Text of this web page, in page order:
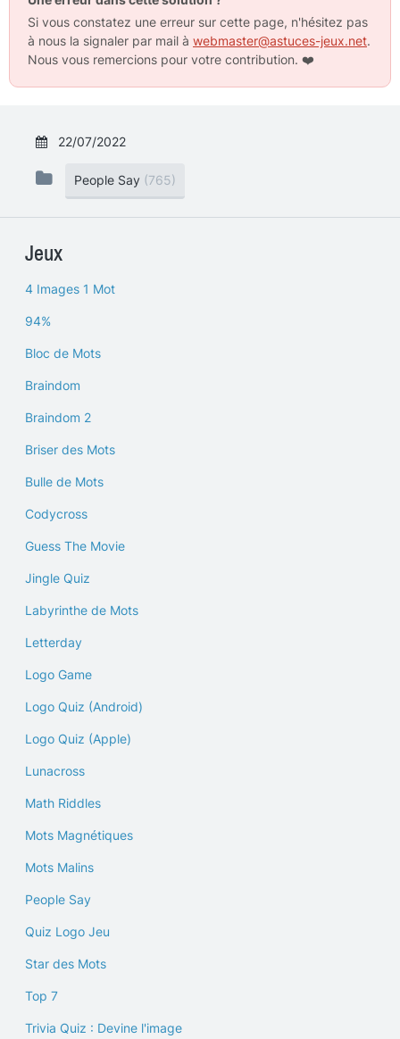
Si vous constatez une erreur sur cette page, n'hésitez pas
à nous la signaler par mail à webmaster@astuces-jeux.net.
Nous vous remercions pour votre contribution. ❤️
22/07/2022
People Say (765)
Jeux
4 Images 1 Mot
94%
Bloc de Mots
Braindom
Braindom 2
Briser des Mots
Bulle de Mots
Codycross
Guess The Movie
Jingle Quiz
Labyrinthe de Mots
Letterday
Logo Game
Logo Quiz (Android)
Logo Quiz (Apple)
Lunacross
Math Riddles
Mots Magnétiques
Mots Malins
People Say
Quiz Logo Jeu
Star des Mots
Top 7
Trivia Quiz : Devine l'image